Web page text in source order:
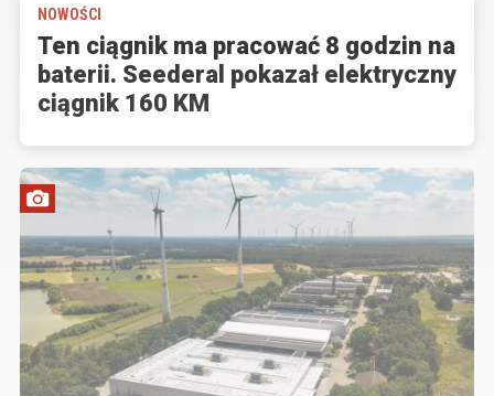
NOWOŚCI
Ten ciągnik ma pracować 8 godzin na
baterii. Seederal pokazał elektryczny
ciągnik 160 KM